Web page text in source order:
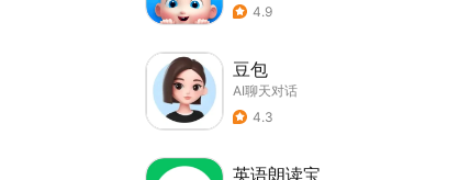
4.9
豆包
AI聊天对话
4.3
英语朗读宝